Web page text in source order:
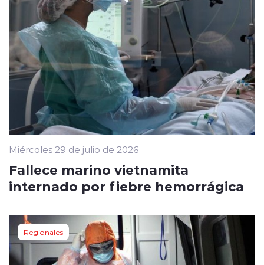
Miércoles 29 de julio de 2026
Fallece marino vietnamita
internado por fiebre hemorrágica
Regionales